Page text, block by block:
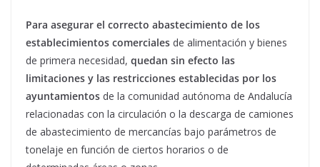
Para asegurar el correcto abastecimiento de los
establecimientos comerciales de alimentación y bienes
de primera necesidad, quedan sin efecto las
limitaciones y las restricciones establecidas por los
ayuntamientos de la comunidad autónoma de Andalucía
relacionadas con la circulación o la descarga de camiones
de abastecimiento de mercancías bajo parámetros de
tonelaje en función de ciertos horarios o de